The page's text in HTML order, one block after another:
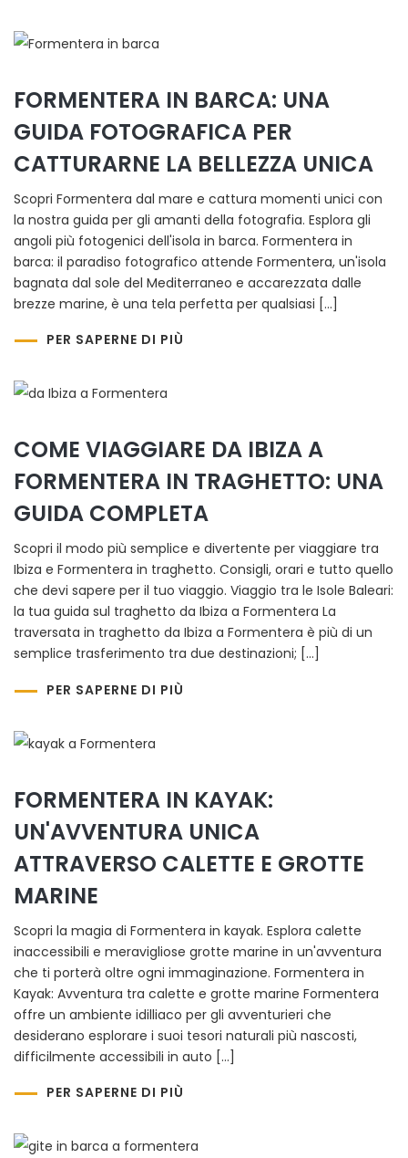
FORMENTERA IN BARCA: UNA
GUIDA FOTOGRAFICA PER
CATTURARNE LA BELLEZZA UNICA
Scopri Formentera dal mare e cattura momenti unici con
la nostra guida per gli amanti della fotografia. Esplora gli
angoli più fotogenici dell'isola in barca. Formentera in
barca: il paradiso fotografico attende Formentera, un'isola
bagnata dal sole del Mediterraneo e accarezzata dalle
brezze marine, è una tela perfetta per qualsiasi […]
PER SAPERNE DI PIÙ
COME VIAGGIARE DA IBIZA A
FORMENTERA IN TRAGHETTO: UNA
GUIDA COMPLETA
Scopri il modo più semplice e divertente per viaggiare tra
Ibiza e Formentera in traghetto. Consigli, orari e tutto quello
che devi sapere per il tuo viaggio. Viaggio tra le Isole Baleari:
la tua guida sul traghetto da Ibiza a Formentera La
traversata in traghetto da Ibiza a Formentera è più di un
semplice trasferimento tra due destinazioni; […]
PER SAPERNE DI PIÙ
FORMENTERA IN KAYAK:
UN'AVVENTURA UNICA
ATTRAVERSO CALETTE E GROTTE
MARINE
Scopri la magia di Formentera in kayak. Esplora calette
inaccessibili e meravigliose grotte marine in un'avventura
che ti porterà oltre ogni immaginazione. Formentera in
Kayak: Avventura tra calette e grotte marine Formentera
offre un ambiente idilliaco per gli avventurieri che
desiderano esplorare i suoi tesori naturali più nascosti,
difficilmente accessibili in auto […]
PER SAPERNE DI PIÙ